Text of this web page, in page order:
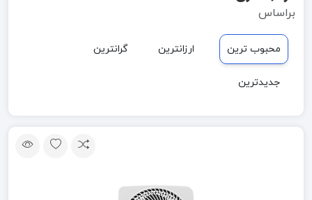
براساس
محبوب ترین ارزانترین گرانترین
جدیدترین